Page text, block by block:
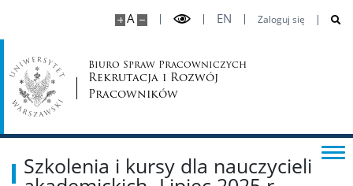
A EN Zaloguj się
Biuro Spraw Pracowniczych
Rekrutacja i Rozwój
Pracowników
Szkolenia i kursy dla nauczycieli